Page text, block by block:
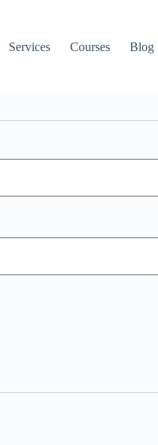
Services Courses Blog